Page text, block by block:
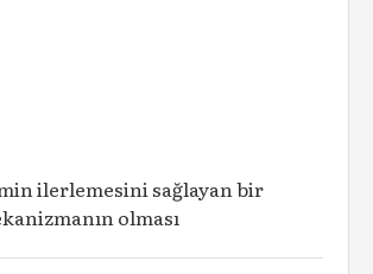
ilerlemesini sağlayan bir
olması